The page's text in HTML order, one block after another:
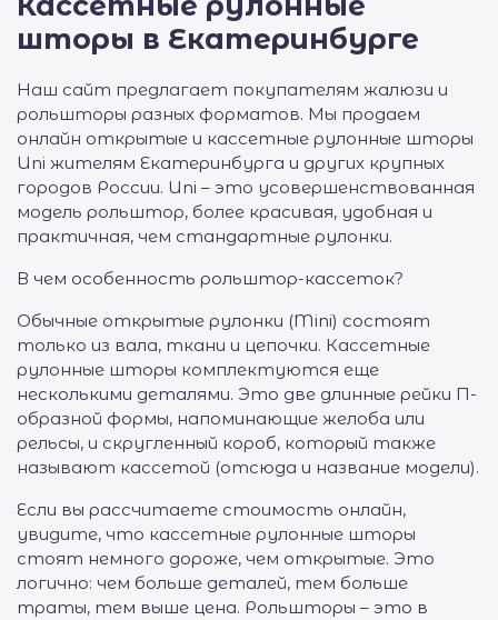
шторы в Екатеринбурге
Наш сайт предлагает покупателям жалюзи и
рольшторы разных форматов. Мы продаем
онлайн открытые и кассетные рулонные шторы
Uni жителям Екатеринбурга и других крупных
городов России. Uni – это усовершенствованная
модель рольштор, более красивая, удобная и
практичная, чем стандартные рулонки.
В чем особенность рольштор-кассеток?
Обычные открытые рулонки (Mini) состоят
только из вала, ткани и цепочки. Кассетные
рулонные шторы комплектуются еще
несколькими деталями. Это две длинные рейки П-
образной формы, напоминающие желоба или
рельсы, и скругленный короб, который также
называют кассетой (отсюда и название модели).
Если вы рассчитаете стоимость онлайн,
увидите, что кассетные рулонные шторы
стоят немного дороже, чем открытые. Это
логично: чем больше деталей, тем больше
траты, тем выше цена. Рольшторы – это в